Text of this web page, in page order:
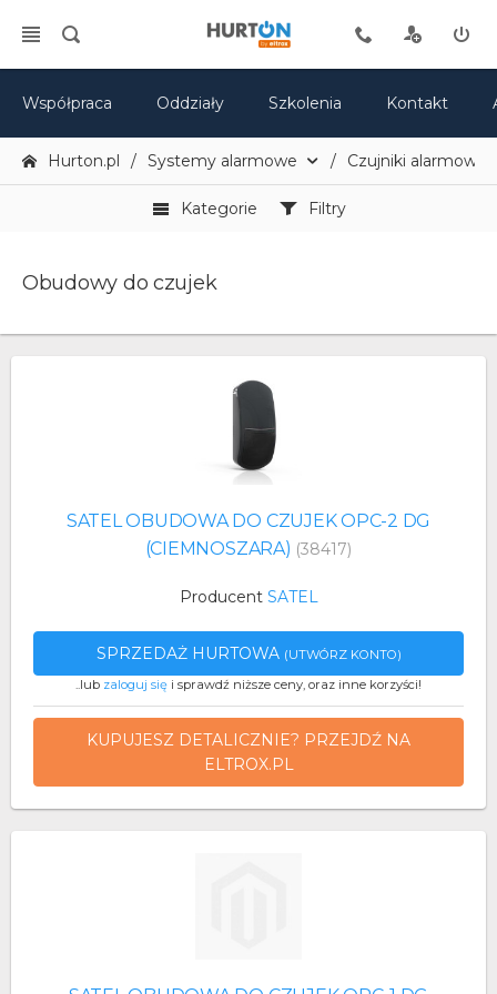
Współpraca Oddziały Szkolenia Kontakt
Hurton.pl Systemy alarmowe Czujniki alarmowe
Kategorie Filtry
Obudowy do czujek
SATEL OBUDOWA DO CZUJEK OPC-2 DG
(CIEMNOSZARA) (38417)
Producent SATEL
SPRZEDAŻ HURTOWA (UTWÓRZ KONTO)
..lub zaloguj się i sprawdź niższe ceny, oraz inne korzyści!
KUPUJESZ DETALICZNIE? PRZEJDŹ NA
ELTROX.PL